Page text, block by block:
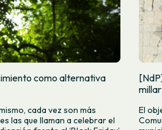
como alternativa
cada vez son más
las que llaman a celebrar el
El